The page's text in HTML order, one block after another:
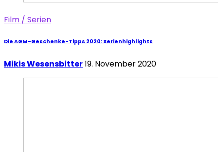
Film / Serien
Die AGM-Geschenke-Tipps 2020: Serienhighlights
Mikis Wesensbitter19. November 2020